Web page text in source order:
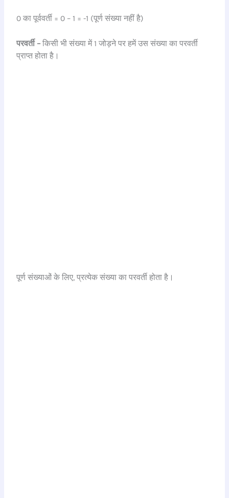
0 का पूर्ववर्ती = 0 – 1 = -1 (पूर्ण संख्या नहीं है)
परवर्ती – किसी भी संख्या में 1 जोड़ने पर हमें उस संख्या का परवर्ती
प्राप्त होता है।
पूर्ण संख्याओं के लिए, प्रत्येक संख्या का परवर्ती होता है।